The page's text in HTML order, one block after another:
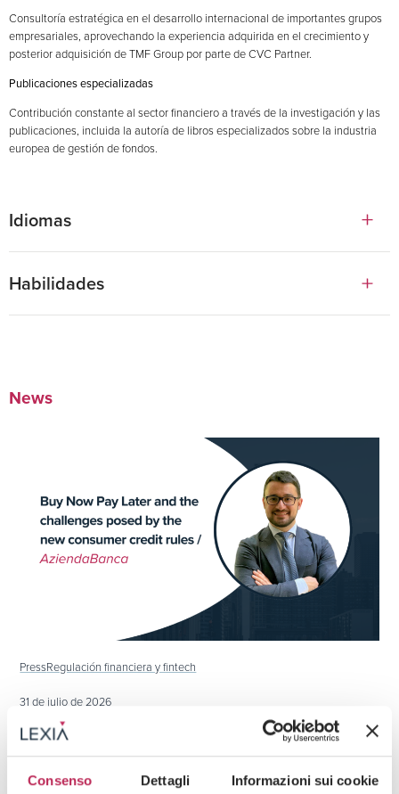
Consenso Dettagli Informazioni sui cookie
Consultoría estratégica en el desarrollo internacional de importantes grupos
empresariales, aprovechando la experiencia adquirida en el crecimiento y
posterior adquisición de TMF Group por parte de CVC Partner.
Publicaciones especializadas
Contribución constante al sector financiero a través de la investigación y las
publicaciones, incluida la autoría de libros especializados sobre la industria
europea de gestión de fondos.
Idiomas
Habilidades
News
PressRegulación financiera y fintech
31 de julio de 2026
Buy Now Pay Later and the challenges posed
by the new consumer credit rules